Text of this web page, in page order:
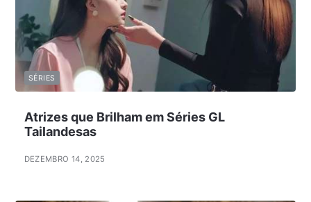
Atrizes que Brilham em Séries GL
Tailandesas
DEZEMBRO 14, 2025
SÉRIES